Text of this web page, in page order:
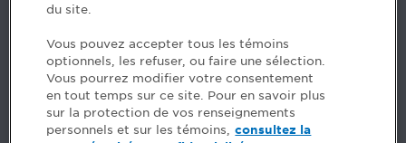
Facebook - Devenir CPA
Instagram
LinkedIn - CPA
LinkedIn - 20 minutes CPA
LinkedIn - Emploi CPA
du site.
Vous pouvez accepter tous les témoins
optionnels, les refuser, ou faire une sélection.
Vous pourrez modifier votre consentement
en tout temps sur ce site. Pour en savoir plus
sur la protection de vos renseignements
personnels et sur les témoins, consultez la